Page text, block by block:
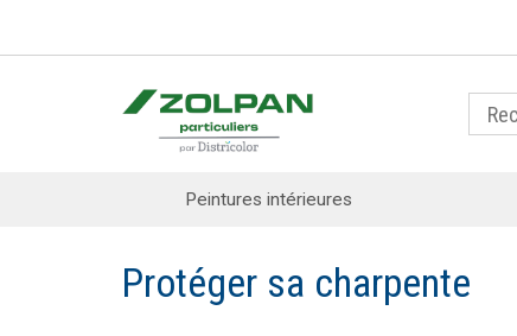
Peintures intérieures
Protéger sa charpente